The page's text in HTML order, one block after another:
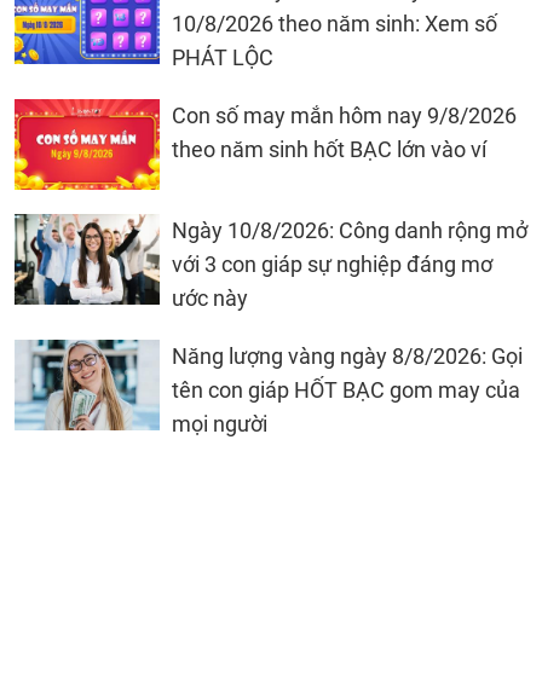
10/8/2026 theo năm sinh: Xem số
PHÁT LỘC
Con số may mắn hôm nay 9/8/2026
theo năm sinh hốt BẠC lớn vào ví
Ngày 10/8/2026: Công danh rộng mở
với 3 con giáp sự nghiệp đáng mơ
ước này
Năng lượng vàng ngày 8/8/2026: Gọi
tên con giáp HỐT BẠC gom may của
mọi người